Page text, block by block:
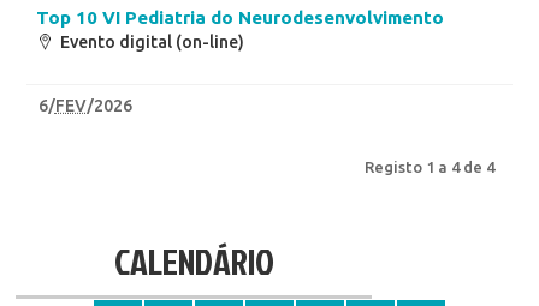
Top 10 VI Pediatria do Neurodesenvolvimento
Evento digital (on-line)
6/FEV/2026
Registo 1 a 4 de 4
CALENDÁRIO